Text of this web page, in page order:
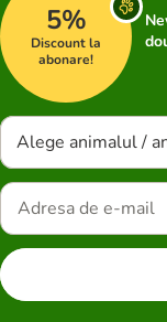
5%
Discount la
abonare!
Alege animalul /